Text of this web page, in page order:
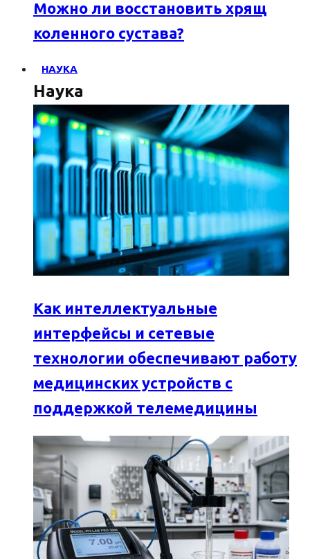
Можно ли восстановить хрящ
коленного сустава?
НАУКА
Наука
Как интеллектуальные
интерфейсы и сетевые
технологии обеспечивают работу
медицинских устройств с
поддержкой телемедицины